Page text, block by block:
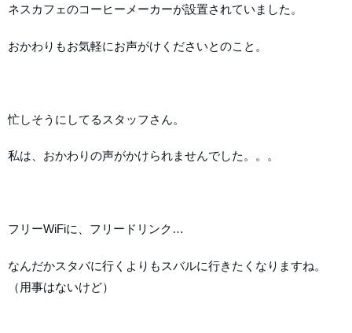
ネスカフェのコーヒーメーカーが設置されていました。
おかわりもお気軽にお声がけくださいとのこと。
忙しそうにしてるスタッフさん。
私は、おかわりの声がかけられませんでした。。。
フリーWiFiに、フリードリンク…
なんだかスタバに行くよりもスバルに行きたくなりますね。
（用事はないけど）